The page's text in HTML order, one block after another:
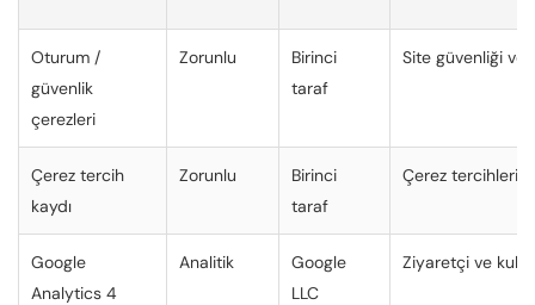
Oturum /
güvenlik
çerezleri
Zorunlu
Birinci
taraf
Site güvenliği ve
Çerez tercih
kaydı
Zorunlu
Birinci
taraf
Çerez
Google
Analytics 4
Analitik
Google
LLC
Ziyaretçi ve